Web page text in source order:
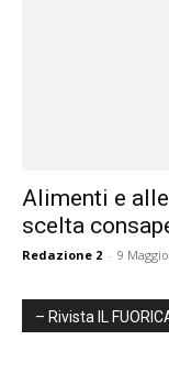
Alimenti e
scelta
Redazione 2 - 9
– Rivista IL